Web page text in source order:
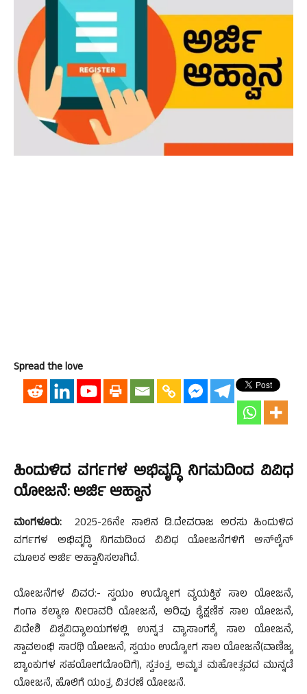
Spread the love
ಹಿಂದುಳಿದ ವರ್ಗಗಳ ಅಭಿವೃದ್ಧಿ ನಿಗಮದಿಂದ ವಿವಿಧ
ಯೋಜನೆ: ಅರ್ಜಿ ಆಹ್ವಾನ
ಮಂಗಳೂರು:
2025-26ನೇ ಸಾಲಿನ ಡಿ.ದೇವರಾಜ ಅರಸು ಹಿಂದುಳಿದ
ವರ್ಗಗಳ ಅಭಿವೃದ್ಧಿ ನಿಗಮದಿಂದ ವಿವಿಧ ಯೋಜನೆಗಳಿಗೆ ಆನ್‍ಲೈನ್
ಮೂಲಕ ಅರ್ಜಿ ಆಹ್ವಾನಿಸಲಾಗಿದೆ.
ಯೋಜನೆಗಳ ವಿವರ:- ಸ್ವಯಂ ಉದ್ಯೋಗ ವ್ಯಯಕ್ತಿಕ ಸಾಲ ಯೋಜನೆ,
ಗಂಗಾ ಕಲ್ಯಾಣ ನೀರಾವರಿ ಯೋಜನೆ, ಅರಿವು ಶೈಕ್ಷಣಿಕ ಸಾಲ ಯೋಜನೆ,
ವಿದೇಶಿ ವಿಶ್ವವಿದ್ಯಾಲಯಗಳಲ್ಲಿ ಉನ್ನತ ವ್ಯಾಸಾಂಗಕ್ಕೆ ಸಾಲ ಯೋಜನೆ,
ಸ್ವಾವಲಂಭಿ ಸಾರಥಿ ಯೋಜನೆ, ಸ್ವಯಂ ಉದ್ಯೋಗ ಸಾಲ ಯೋಜನೆ(ವಾಣಿಜ್ಯ
ಬ್ಯಾಂಕುಗಳ ಸಹಯೋಗದೊಂದಿಗೆ), ಸ್ವತಂತ್ರ ಅಮೃತ ಮಹೋತ್ಸವದ ಮುನ್ನಡೆ
ಯೋಜನೆ, ಹೊಲಿಗೆ ಯಂತ್ರ ವಿತರಣೆ ಯೋಜನೆ.